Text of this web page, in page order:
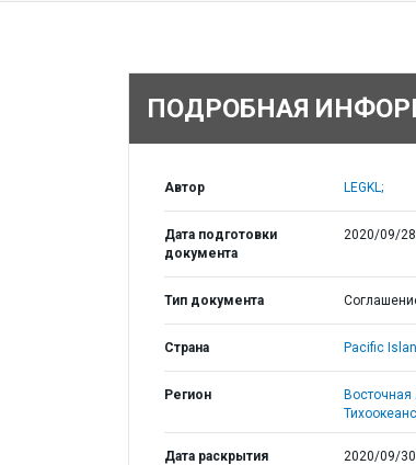
ПОДРОБНАЯ
Автор LEGKL;
Дата подготовки
документа
2020/09/28
Тип документа
Страна Pacific
Регион
Восточная
Дата раскрытия
2020/09/30